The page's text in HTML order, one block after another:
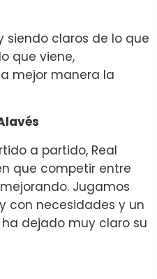
siendo claros de lo que
que viene,
mejor manera la
a partido, Real
que competir entre
Jugamos
con necesidades y un
dejado muy claro su